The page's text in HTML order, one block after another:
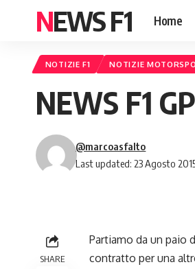
NEWS F1 Home
NOTIZIE F1 NOTIZIE
NEWS F1
Last updated: 23 Agosto
@marcoasfalto
SHARE
Partiamo da un paio
contratto per una